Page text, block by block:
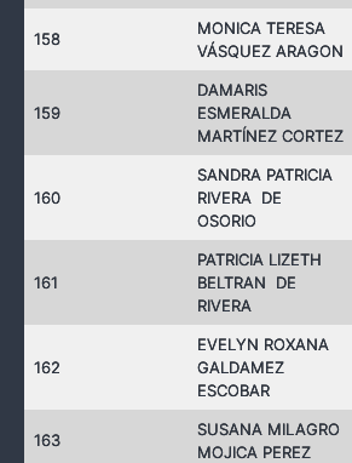
158
MONICA TERESA
VÁSQUEZ ARAGON
159
DAMARIS
ESMERALDA
MARTÍNEZ CORTEZ
160
SANDRA PATRICIA
RIVERA DE
OSORIO
161
PATRICIA LIZETH
BELTRAN DE
RIVERA
162
EVELYN ROXANA
GALDAMEZ
ESCOBAR
163
SUSANA MILAGRO
MOJICA PEREZ